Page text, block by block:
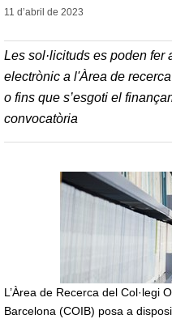
11 d’abril de 2023
Les sol·licituds es poden fer
electrònic a l'Àrea de
o fins que s’esgoti el
convocatòria
L’Àrea de Recerca del Col·legi
Barcelona (COIB) posa a